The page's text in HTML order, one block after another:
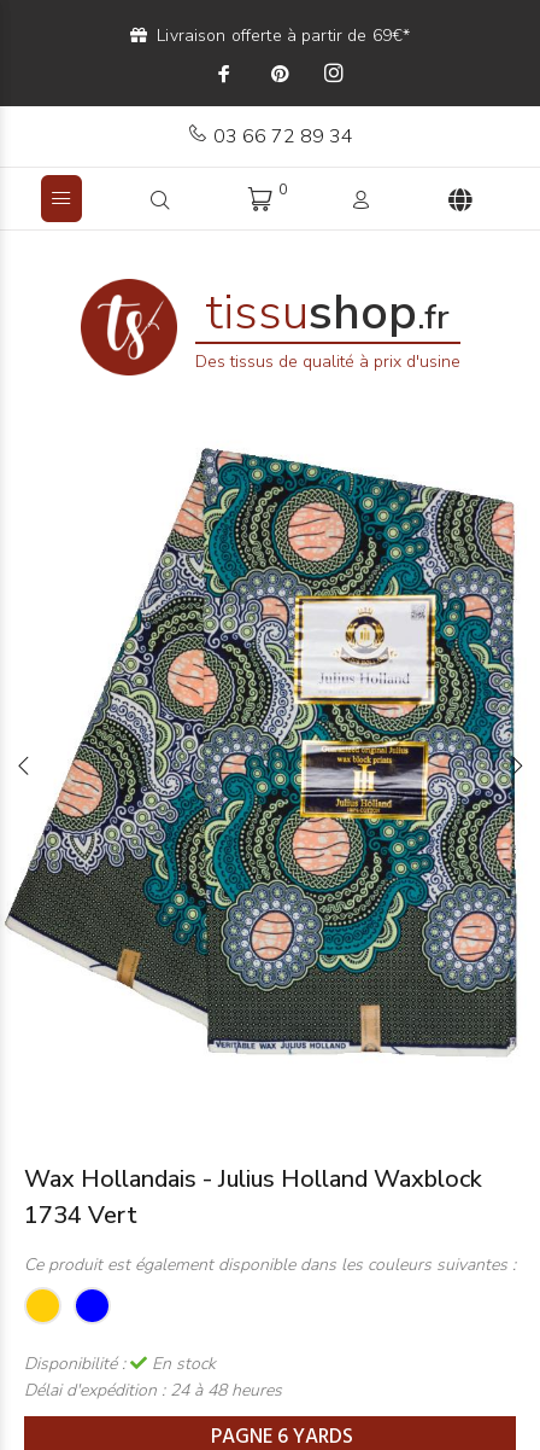
Livraison offerte à partir de 69€*
03 66 72 89 34
0
tissushop.fr
Des tissus de qualité à prix d'usine
Wax Hollandais - Julius Holland Waxblock
1734 Vert
Ce produit est également disponible dans les couleurs suivantes :
Disponibilité :
En stock
Délai d'expédition : 24 à 48 heures
PAGNE 6 YARDS